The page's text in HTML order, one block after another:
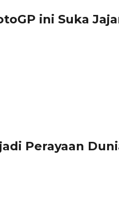
ini Suka
Perayaan